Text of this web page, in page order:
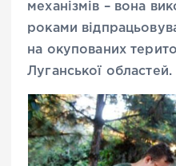
механізмів – вона
роками
на окупованих
Луганської областей.